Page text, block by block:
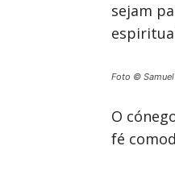
sejam
Foto ©
O
fé